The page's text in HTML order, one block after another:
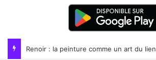
Renoir : la peinture comme un art du lien